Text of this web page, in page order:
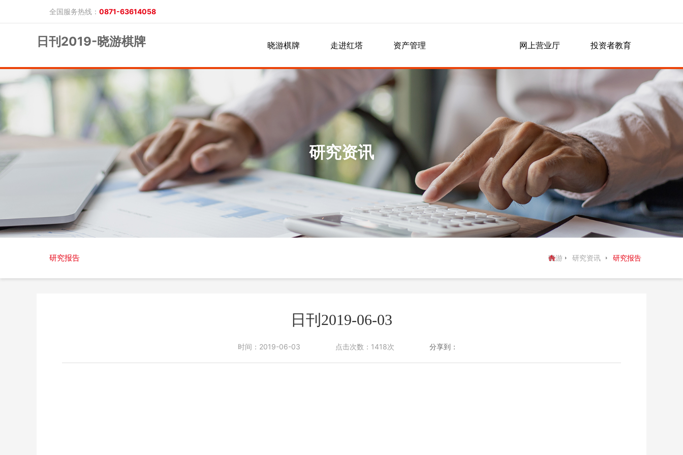
全国服务热线： 0871-63614058
日刊2019-晓游棋牌 晓游棋牌 走进红塔
晓游棋牌的概况
股东背景
信息公示 党群工作
党建工作 群团工作 社会责任
诚聘英才 联系晓游棋牌
资产管理
产品公告 行业资讯 信息披露
研究报告
网上营业厅
网上开户 营业网点
业务指南
软件下载 手续费通知 交易所公告
居间人信息查询 常见问题
银期相关 其他业务
软件相关
密码相关
开户相关
结算相关
交易相关
隐私政策
投资者教育
投教保护 交易规则 期货课堂
反洗钱法规 反洗钱案例 研究资讯
研究报告 晓游 研究资讯 研究报告
日刊2019-06-03
时间：2019-06-03 点击次数：1418次 分享到：